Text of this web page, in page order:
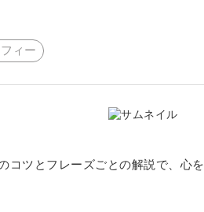
ィー
コツとフレーズごとの解説で、心